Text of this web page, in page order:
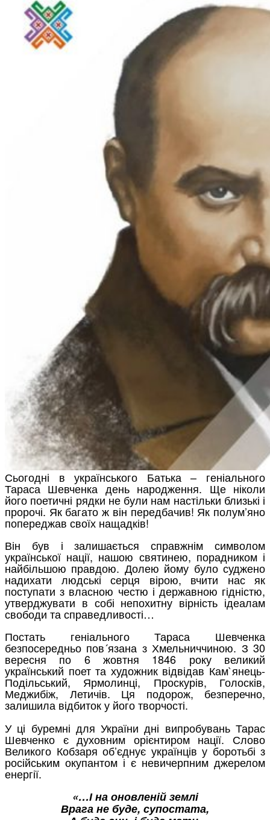
Сьогодні в українського Батька – геніального
Тараса Шевченка день народження. Ще ніколи
його поетичні рядки не були нам настільки близькі і
пророчі. Як багато ж він передбачив! Як полум’яно
попереджав своїх нащадків!
Він був і залишається справжнім символом
української нації, нашою святинею, порадником і
найбільшою правдою. Долею йому було суджено
надихати людські серця вірою, вчити нас як
поступати з власною честю і державною гідністю,
утверджувати в собі непохитну вірність ідеалам
свободи та справедливості…
Постать геніального Тараса Шевченка
безпосередньо пов´язана з Хмельниччиною. З 30
вересня по 6 жовтня 1846 року великий
український поет та художник відвідав Кам`янець-
Подільський, Ярмолинці, Проскурів, Голосків,
Меджибіж, Летичів. Ця подорож, безперечно,
залишила відбиток у його творчості.
У ці буремні для України дні випробувань Тарас
Шевченко є духовним орієнтиром нації. Слово
Великого Кобзаря об’єднує українців у боротьбі з
російським окупантом і є невичерпним джерелом
енергії.
«…І на оновленій землі
Врага не буде, супостата,